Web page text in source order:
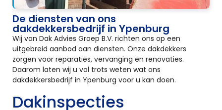
De diensten van ons
dakdekkersbedrijf in Ypenburg
Wij van Dak Advies Groep B.V. richten ons op een
uitgebreid aanbod aan diensten. Onze dakdekkers
zorgen voor reparaties, vervanging en renovaties.
Daarom laten wij u vol trots weten wat ons
dakdekkersbedrijf in Ypenburg voor u kan doen.
Dakinspecties